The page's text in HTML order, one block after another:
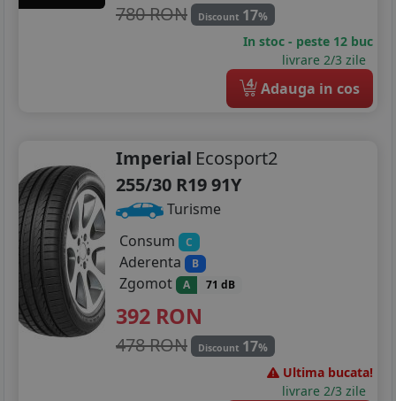
780 RON Discount 17%
In stoc - peste 12 buc
livrare 2/3 zile
4 Adauga in cos
Imperial Ecosport2
255/30 R19 91Y
Turisme
Consum
C
Aderenta B
Zgomot A 71 dB
392 RON
478 RON Discount 17%
Ultima bucata!
livrare 2/3 zile